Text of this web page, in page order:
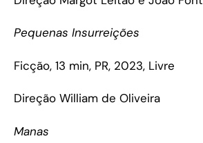
Pequenas Insurreições
Ficção, 13 min, PR, 2023, Livre
Direção William de Oliveira
Manas